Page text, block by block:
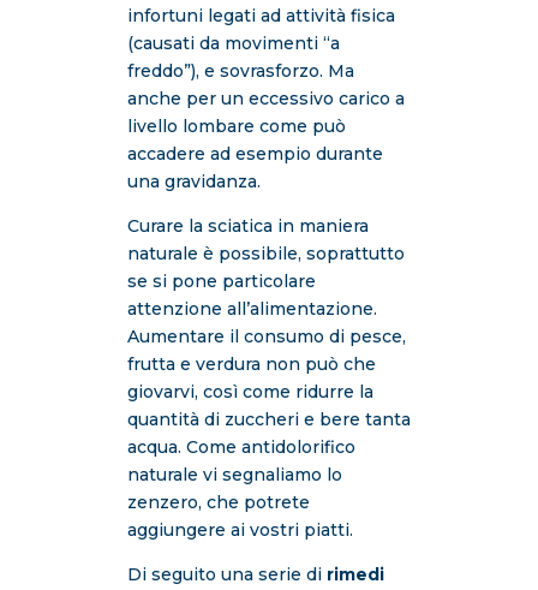
infortuni legati ad attività fisica
(causati da movimenti “a
freddo”), e sovrasforzo. Ma
anche per un eccessivo carico a
livello lombare come può
accadere ad esempio durante
una gravidanza.
Curare la sciatica in maniera
naturale è possibile, soprattutto
se si pone particolare
attenzione all’alimentazione.
Aumentare il consumo di pesce,
frutta e verdura non può che
giovarvi, così come ridurre la
quantità di zuccheri e bere tanta
acqua. Come antidolorifico
naturale vi segnaliamo lo
zenzero, che potrete
aggiungere ai vostri piatti.
Di seguito una serie di rimedi